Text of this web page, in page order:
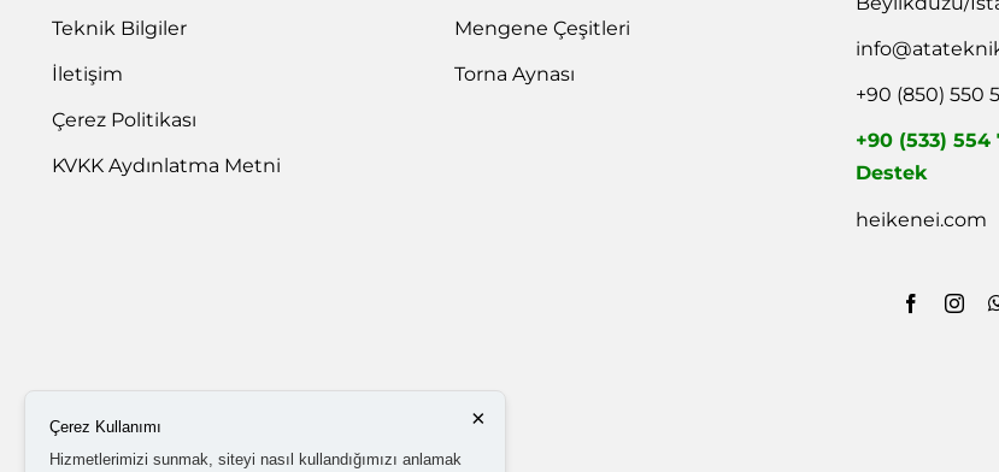
Teknik Bilgiler
İletişim
Çerez Politikası
KVKK Aydınlatma Metni
Mengene Çeşitleri
Torna Aynası
+90 (850) 550
+90 (533)
Destek
heikenei.com
×
Çerez Kullanımı
Hizmetlerimizi sunmak, siteyi nasıl kullandığımızı anlamak